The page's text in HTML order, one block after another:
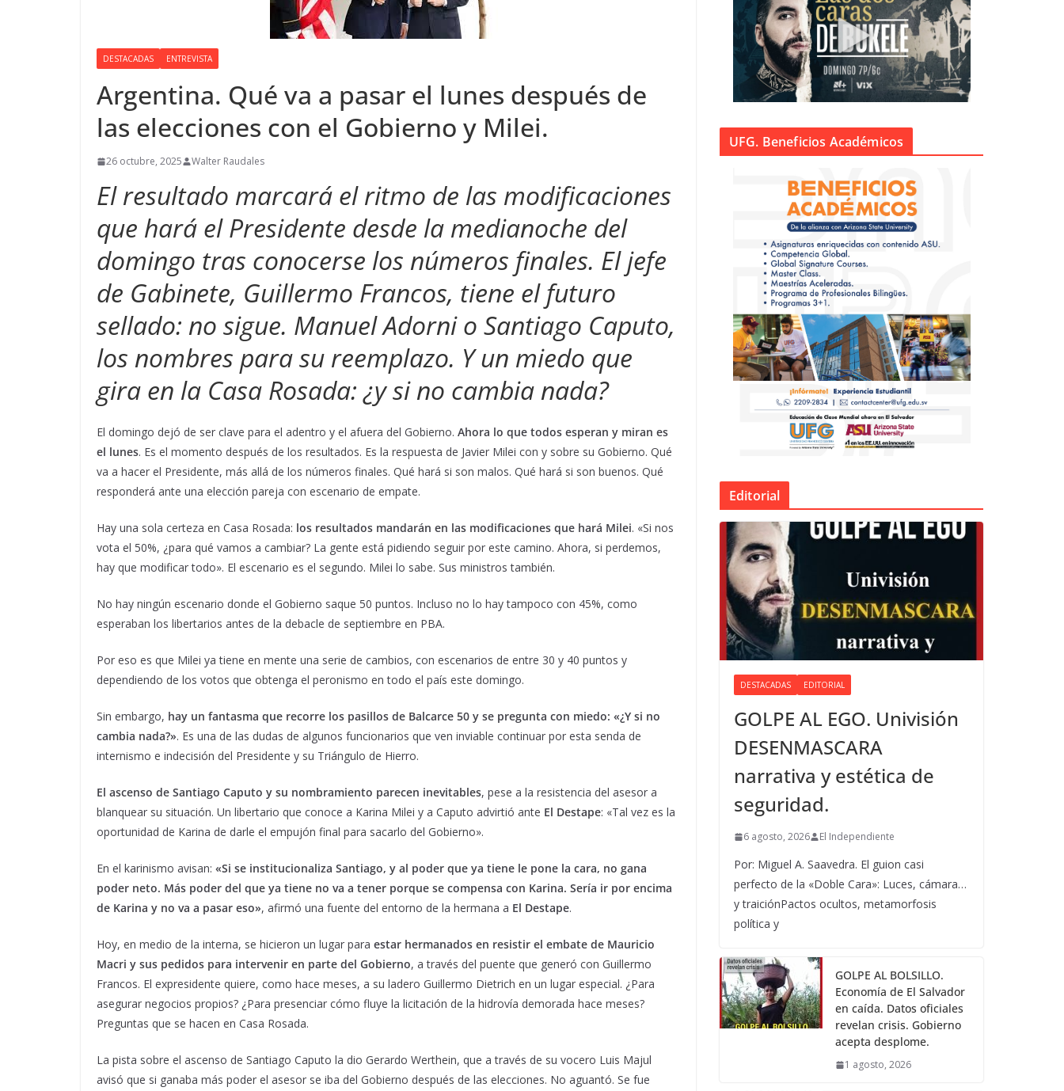
DESTACADAS ENTREVISTA
Argentina. Qué va a pasar el lunes después de
las elecciones con el Gobierno y Milei.
26 octubre, 2025 Walter Raudales
El resultado marcará el ritmo de las modificaciones
que hará el Presidente desde la medianoche del
domingo tras conocerse los números finales. El jefe
de Gabinete, Guillermo Francos, tiene el futuro
sellado: no sigue. Manuel Adorni o Santiago Caputo,
los nombres para su reemplazo. Y un miedo que
gira en la Casa Rosada: ¿y si no cambia nada?
El domingo dejó de ser clave para el adentro y el afuera del Gobierno. Ahora lo que todos esperan y miran es
el lunes. Es el momento después de los resultados. Es la respuesta de Javier Milei con y sobre su Gobierno. Qué
va a hacer el Presidente, más allá de los números finales. Qué hará si son malos. Qué hará si son buenos. Qué
responderá ante una elección pareja con escenario de empate.
Hay una sola certeza en Casa Rosada: los resultados mandarán en las modificaciones que hará Milei. «Si nos
vota el 50%, ¿para qué vamos a cambiar? La gente está pidiendo seguir por este camino. Ahora, si perdemos,
hay que modificar todo». El escenario es el segundo. Milei lo sabe. Sus ministros también.
No hay ningún escenario donde el Gobierno saque 50 puntos. Incluso no lo hay tampoco con 45%, como
esperaban los libertarios antes de la debacle de septiembre en PBA.
Por eso es que Milei ya tiene en mente una serie de cambios, con escenarios de entre 30 y 40 puntos y
dependiendo de los votos que obtenga el peronismo en todo el país este domingo.
Sin embargo, hay un fantasma que recorre los pasillos de Balcarce 50 y se pregunta con miedo: «¿Y si no
cambia nada?». Es una de las dudas de algunos funcionarios que ven inviable continuar por esta senda de
internismo e indecisión del Presidente y su Triángulo de Hierro.
El ascenso de Santiago Caputo y su nombramiento parecen inevitables, pese a la resistencia del asesor a
blanquear su situación. Un libertario que conoce a Karina Milei y a Caputo advirtió ante El Destape: «Tal vez es la
oportunidad de Karina de darle el empujón final para sacarlo del Gobierno».
En el karinismo avisan: «Si se institucionaliza Santiago, y al poder que ya tiene le pone la cara, no gana
poder neto. Más poder del que ya tiene no va a tener porque se compensa con Karina. Sería ir por encima
de Karina y no va a pasar eso», afirmó una fuente del entorno de la hermana a El Destape.
Hoy, en medio de la interna, se hicieron un lugar para estar hermanados en resistir el embate de Mauricio
Macri y sus pedidos para intervenir en parte del Gobierno, a través del puente que generó con Guillermo
Francos. El expresidente quiere, como hace meses, a su ladero Guillermo Dietrich en un lugar especial. ¿Para
asegurar negocios propios? ¿Para presenciar cómo fluye la licitación de la hidrovía demorada hace meses?
Preguntas que se hacen en Casa Rosada.
La pista sobre el ascenso de Santiago Caputo la dio Gerardo Werthein, que a través de su vocero Luis Majul
avisó que si ganaba más poder el asesor se iba del Gobierno después de las elecciones. No aguantó. Se fue
UFG. Beneficios Académicos
Editorial
DESTACADAS EDITORIAL
GOLPE AL EGO. Univisión
DESENMASCARA
narrativa y estética de
seguridad.
6 agosto, 2026 El Independiente
Por: Miguel A. Saavedra. El guion casi
perfecto de la «Doble Cara»: Luces, cámara…
y traiciónPactos ocultos, metamorfosis
política y
GOLPE AL BOLSILLO.
Economía de El Salvador
en caída. Datos oficiales
revelan crisis. Gobierno
acepta desplome.
1 agosto, 2026